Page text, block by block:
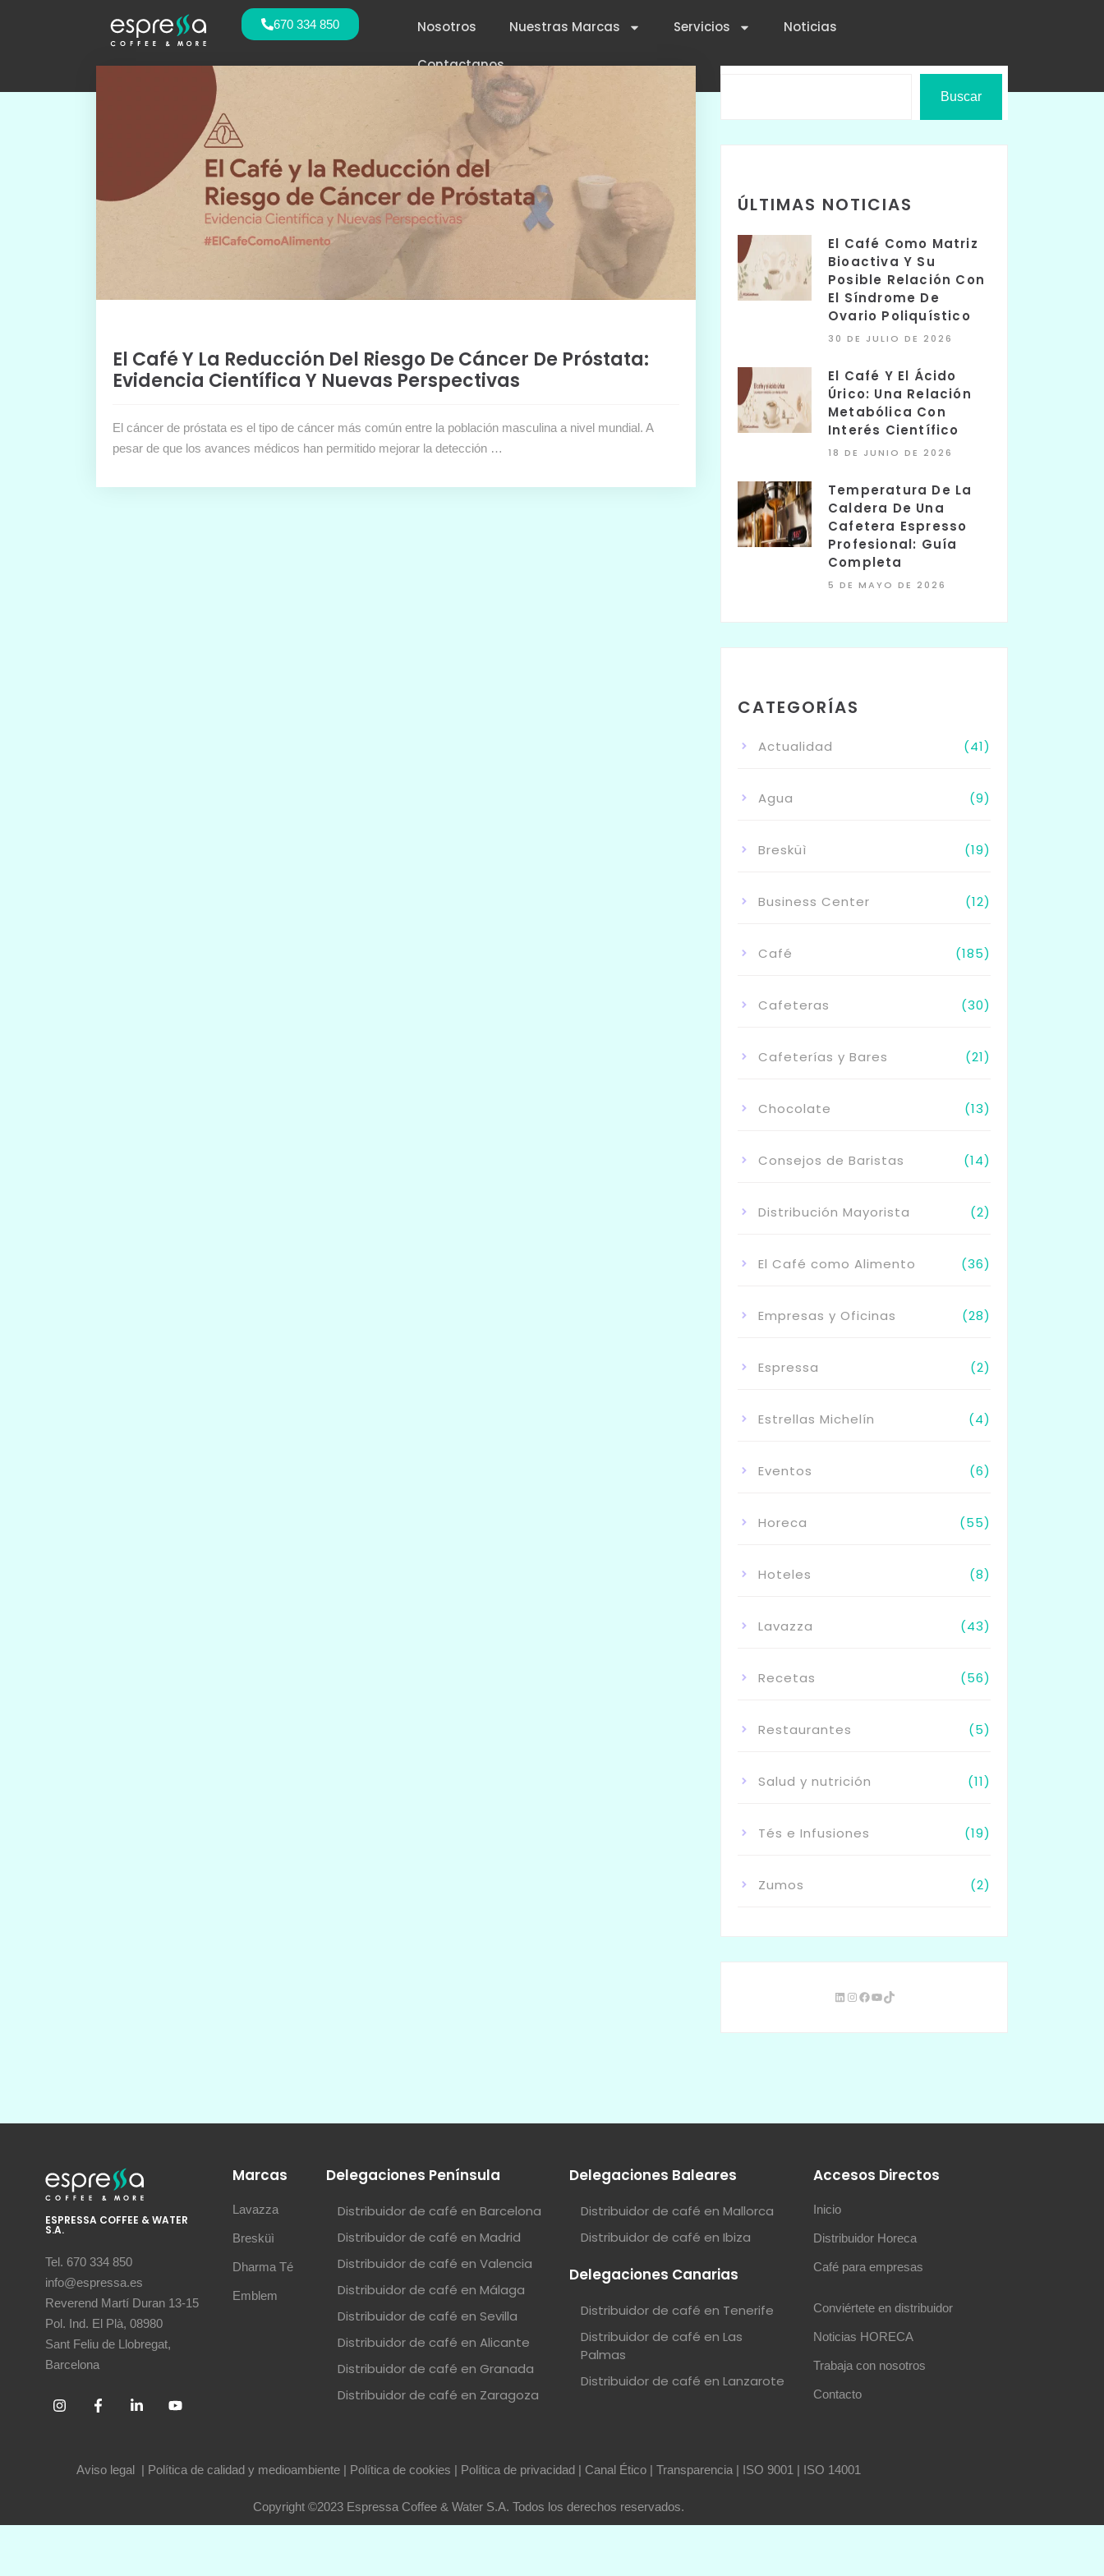
670 334 850 Nosotros Nuestras Marcas Servicios Noticias
Contactanos
El Café Y La Reducción Del Riesgo De Cáncer De Próstata:
Evidencia Científica Y Nuevas Perspectivas
El cáncer de próstata es el tipo de cáncer más común entre la población masculina a nivel mundial. A
pesar de que los avances médicos han permitido mejorar la detección …
Buscar
ÚLTIMAS NOTICIAS
El Café Como Matriz
Bioactiva Y Su
Posible Relación Con
El Síndrome De
Ovario Poliquístico
30 DE JULIO DE 2026
El Café Y El Ácido
Úrico: Una Relación
Metabólica Con
Interés Científico
18 DE JUNIO DE 2026
Temperatura De La
Caldera De Una
Cafetera Espresso
Profesional: Guía
Completa
5 DE MAYO DE 2026
CATEGORÍAS
Actualidad (41)
Agua (9)
Bresküì (19)
Business Center (12)
Café (185)
Cafeteras (30)
Cafeterías y Bares (21)
Chocolate (13)
Consejos de Baristas (14)
Distribución Mayorista (2)
El Café como Alimento (36)
Empresas y Oficinas (28)
Espressa (2)
Estrellas Michelín (4)
Eventos (6)
Horeca (55)
Hoteles (8)
Lavazza (43)
Recetas (56)
Restaurantes (5)
Salud y nutrición (11)
Tés e Infusiones (19)
Zumos (2)
ESPRESSA COFFEE & WATER
S.A.
Tel. 670 334 850
info@espressa.es
Reverend Martí Duran 13-15
Pol. Ind. El Plà, 08980
Sant Feliu de Llobregat,
Barcelona
Marcas
Lavazza
Bresküì
Dharma Té
Emblem
Delegaciones Península
Distribuidor de café en Barcelona
Distribuidor de café en Madrid
Distribuidor de café en Valencia
Distribuidor de café en Málaga
Distribuidor de café en Sevilla
Distribuidor de café en Alicante
Distribuidor de café en Granada
Distribuidor de café en Zaragoza
Delegaciones Baleares
Distribuidor de café en Mallorca
Distribuidor de café en Ibiza
Delegaciones Canarias
Distribuidor de café en Tenerife
Distribuidor de café en Las
Palmas
Distribuidor de café en Lanzarote
Accesos Directos
Inicio
Distribuidor Horeca
Café para empresas
Conviértete en distribuidor
Noticias HORECA
Trabaja con nosotros
Contacto
Aviso legal | Política de calidad y medioambiente| Política de cookies | Política de privacidad| Canal Ético| Transparencia| ISO 9001 | ISO 14001
Copyright ©2023 Espressa Coffee & Water S.A. Todos los derechos reservados.